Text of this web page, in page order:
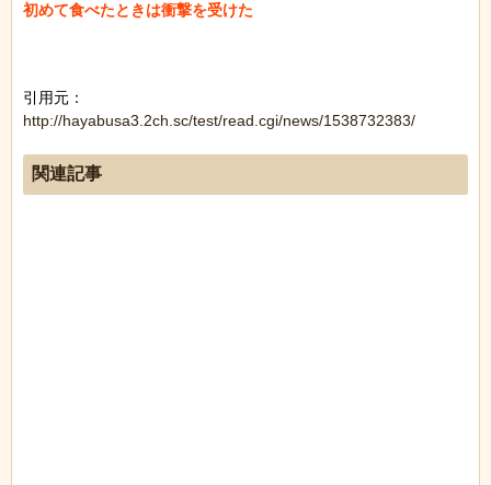
初めて食べたときは衝撃を受けた
引用元：
http://hayabusa3.2ch.sc/test/read.cgi/news/1538732383/
関連記事